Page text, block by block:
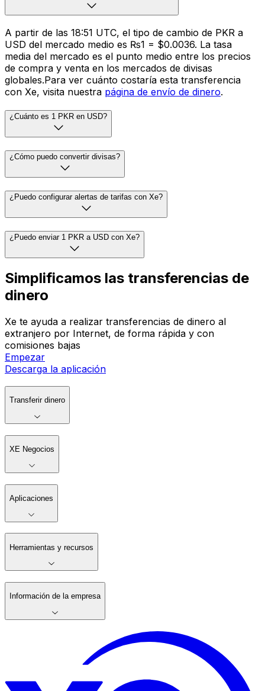
A partir de las 18:51 UTC, el tipo de cambio de PKR a
USD del mercado medio es ₨1 = $0.0036. La tasa
media del mercado es el punto medio entre los precios
de compra y venta en los mercados de divisas
globales.Para ver cuánto costaría esta transferencia
con Xe, visita nuestra página de envío de dinero.
¿Cuánto es 1 PKR en USD?
¿Cómo puedo convertir divisas?
¿Puedo configurar alertas de tarifas con Xe?
¿Puedo enviar 1 PKR a USD con Xe?
Simplificamos las transferencias de
dinero
Xe te ayuda a realizar transferencias de dinero al
extranjero por Internet, de forma rápida y con
comisiones bajas
Empezar
Descarga la aplicación
Transferir dinero
XE Negocios
Aplicaciones
Herramientas y recursos
Información de la empresa